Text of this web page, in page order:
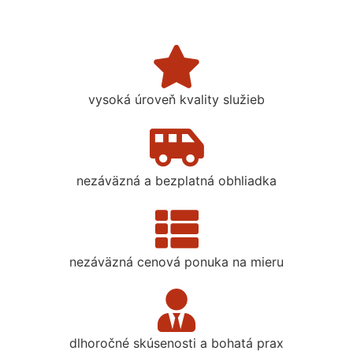
vysoká úroveň kvality služieb
nezáväzná a bezplatná obhliadka
nezáväzná cenová ponuka na mieru
dlhoročné skúsenosti a bohatá prax